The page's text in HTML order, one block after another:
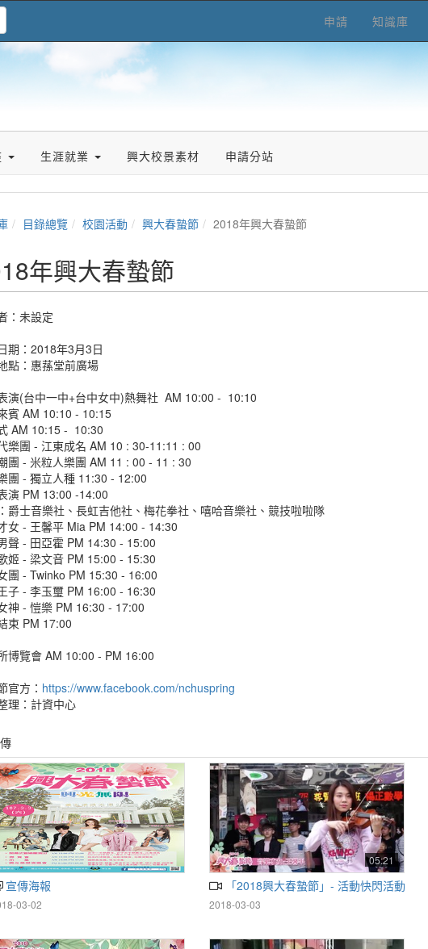
申請 知識庫
生涯就業 興大校景素材 申請分站
目錄總覽 校園活動 興大春蟄節 2018年興大春蟄節
年興大春蟄節
：未設定
期：2018年3月3日
點：惠蓀堂前廣場
演(台中一中+台中女中)熱舞社 AM 10:00 - 10:10
賓 AM 10:10 - 10:15
AM 10:15 - 10:30
樂團 - 江東成名 AM 10 : 30-11:11 : 00
團 - 米粒人樂團 AM 11 : 00 - 11 : 30
團 - 獨立人種 11:30 - 12:00
演 PM 13:00 -14:00
爵士音樂社、長虹吉他社、梅花拳社、嘻哈音樂社、競技啦啦隊
女 - 王馨平 Mia PM 14:00 - 14:30
聲 - 田亞霍 PM 14:30 - 15:00
姬 - 梁文音 PM 15:00 - 15:30
團 - Twinko PM 15:30 - 16:00
子 - 李玉璽 PM 16:00 - 16:30
神 - 愷樂 PM 16:30 - 17:00
束 PM 17:00
博覽會 AM 10:00 - PM 16:00
官方： https://www.facebook.com/nchuspring
理：計資中心
宣傳海報
03-02
05:21
「2018興大春蟄節」- 活動快閃活動
2018-03-03